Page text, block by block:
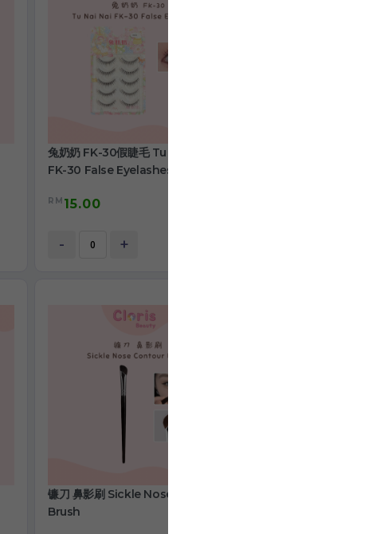
兔奶奶 FK-30假睫毛 Tu Nai Nai
FK-30 False Eyelashes
RM 15.00
- +
镰刀 鼻影刷 Sickle Nose Contour
Brush